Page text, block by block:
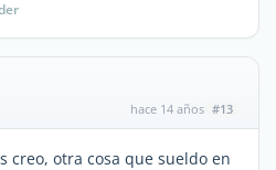
hace 14 años #13
creo, otra cosa que sueldo en